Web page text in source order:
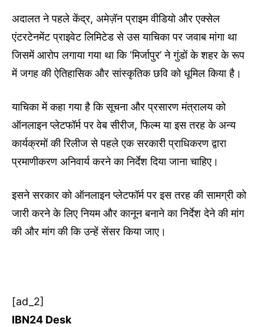
अदालत ने पहले केंद्र, अमेज़ॅन प्राइम वीडियो और एक्सेल
एंटरटेनमेंट प्राइवेट लिमिटेड से उस याचिका पर जवाब मांगा था
जिसमें आरोप लगाया गया था कि ‘मिर्जापुर’ ने गुंडों के शहर के रूप
में जगह की ऐतिहासिक और सांस्कृतिक छवि को धूमिल किया है।
याचिका में कहा गया है कि सूचना और प्रसारण मंत्रालय को
ऑनलाइन प्लेटफॉर्म पर वेब सीरीज, फिल्म या इस तरह के अन्य
कार्यक्रमों की रिलीज से पहले एक सरकारी प्राधिकरण द्वारा
प्रमाणीकरण अनिवार्य करने का निर्देश दिया जाना चाहिए।
इसने सरकार को ऑनलाइन प्लेटफॉर्म पर इस तरह की सामग्री को
जारी करने के लिए नियम और कानून बनाने का निर्देश देने की मांग
की और मांग की कि उन्हें सेंसर किया जाए।
[ad_2]
IBN24 Desk